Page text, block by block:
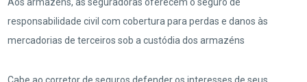
responsabilidade civil com cobertura para perdas e danos às
mercadorias de terceiros sob a custódia dos armazéns